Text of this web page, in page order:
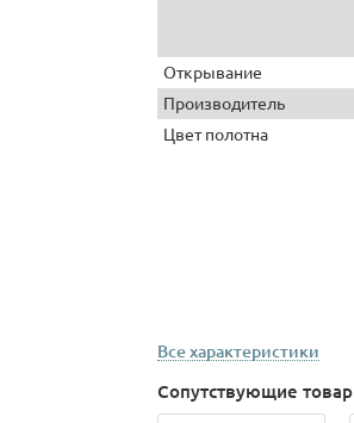
Открывание
Производитель
Цвет полотна
Все характеристики
Сопутствующие